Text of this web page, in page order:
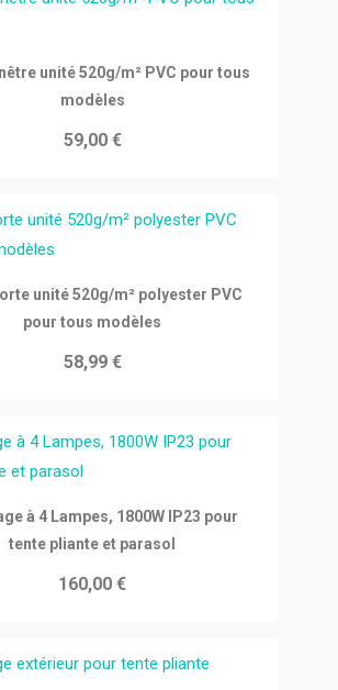
Ajouter au panier
unité 520g/m² PVC pour tous
modèles
59,00 €
Ajouter au panier
unité 520g/m² polyester PVC
pour tous modèles
58,99 €
Ajouter au panier
à 4 Lampes, 1800W IP23 pour
tente pliante et parasol
160,00 €